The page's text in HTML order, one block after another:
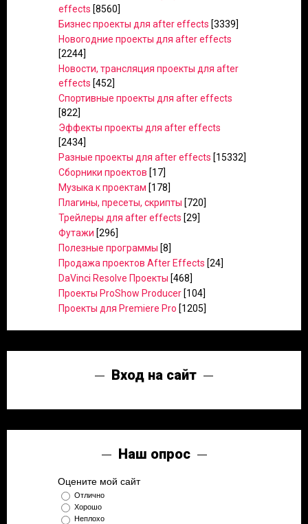
effects [8560]
Бизнес проекты для after effects [3339]
Новогодние проекты для after effects
[2244]
Новости, трансляция проекты для after
effects [452]
Спортивные проекты для after effects
[822]
Эффекты проекты для after effects
[2434]
Разные проекты для after effects [15332]
Сборники проектов [17]
Музыка к проектам [178]
Плагины, пресеты, скрипты [720]
Трейлеры для after effects [29]
Футажи [296]
Полезные программы [8]
Продажа проектов After Effects [24]
DaVinci Resolve Проекты [468]
Проекты ProShow Producer [104]
Проекты для Premiere Pro [1205]
Вход на сайт
Наш опрос
Оцените мой сайт
Отлично
Хорошо
Неплохо